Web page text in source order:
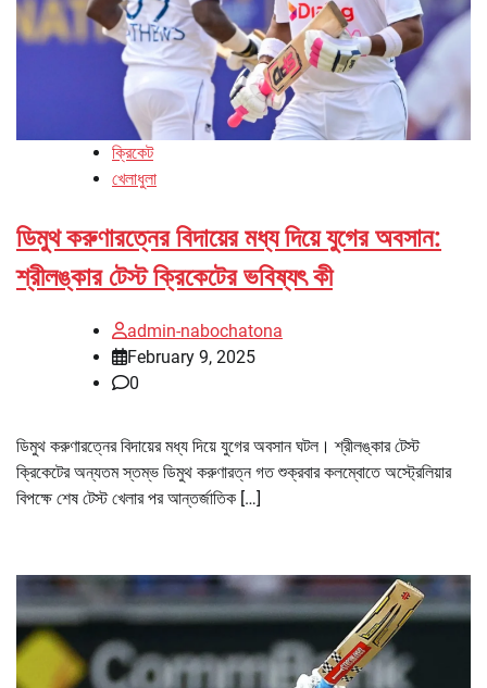
ক্রিকেট
খেলাধুলা
ডিমুথ করুণারত্নের বিদায়ের মধ্য দিয়ে যুগের অবসান:
শ্রীলঙ্কার টেস্ট ক্রিকেটের ভবিষ্যৎ কী
admin-nabochatona
February 9, 2025
0
ডিমুথ করুণারত্নের বিদায়ের মধ্য দিয়ে যুগের অবসান ঘটল। শ্রীলঙ্কার টেস্ট
ক্রিকেটের অন্যতম স্তম্ভ ডিমুথ করুণারত্ন গত শুক্রবার কলম্বোতে অস্ট্রেলিয়ার
বিপক্ষে শেষ টেস্ট খেলার পর আন্তর্জাতিক […]